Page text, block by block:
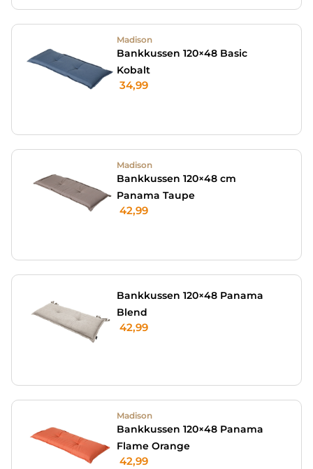
Madison
Bankkussen 120×48 Basic
Kobalt
34,99
Madison
Bankkussen 120×48 cm
Panama Taupe
42,99
Bankkussen 120×48 Panama
Blend
42,99
Madison
Bankkussen 120×48 Panama
Flame Orange
42,99